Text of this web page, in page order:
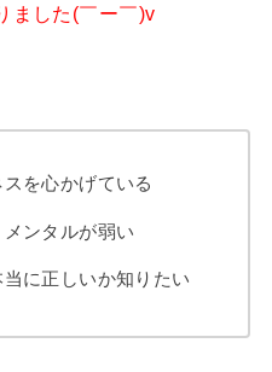
ました(￣ー￣)v
を心かげている
ンタルが弱い
に正しいか知りたい